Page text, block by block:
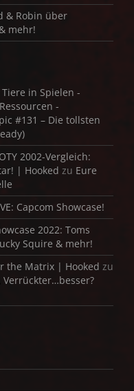
& Robin über
mehr!
in Spielen -
-
#131 – Die tollsten
2002-Vergleich:
| Hooked zu Eure
Capcom Showcase!
2022: Toms
Squire & mehr!
the Matrix | Hooked zu
Verrückter…besser?